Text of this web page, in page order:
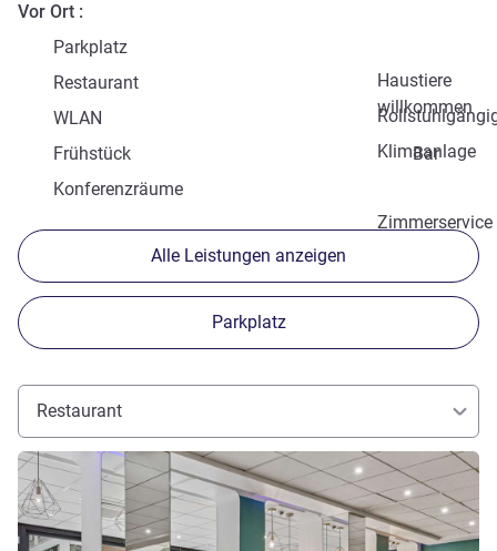
Vor Ort
Parkplatz
Haustiere
willkommen
Restaurant
WLAN
Klimaanlage
Frühstück
Bar
Konferenzräume
Zimmerservice
Alle Leistungen anzeigen
Parkplatz
Restaurant
Details ansehen